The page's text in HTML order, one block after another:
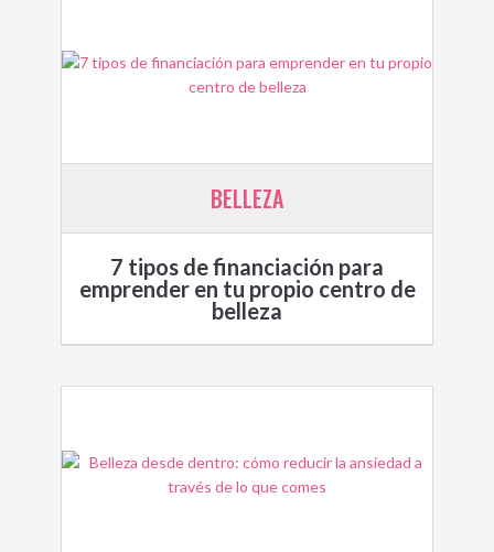
BELLEZA
7 tipos de financiación para
emprender en tu propio centro de
belleza